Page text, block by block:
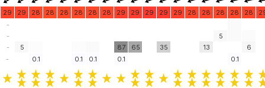
29 29 28 28 28 28 28 28 29 29 29 29 29 28 28 28 28 28
-
-
-
5 87 65 35 13
5
6
-
0.1 0.1 0.1 0.1 0.1